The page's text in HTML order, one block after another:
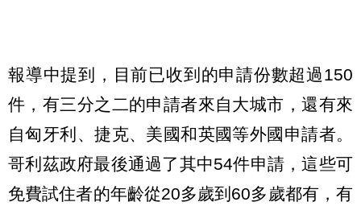
報導中提到，目前已收到的申請份數超過150
件，有三分之二的申請者來自大城市，還有來
自匈牙利、捷克、美國和英國等外國申請者。
哥利茲政府最後通過了其中54件申請，這些可
免費試住者的年齡從20多歲到60多歲都有，有